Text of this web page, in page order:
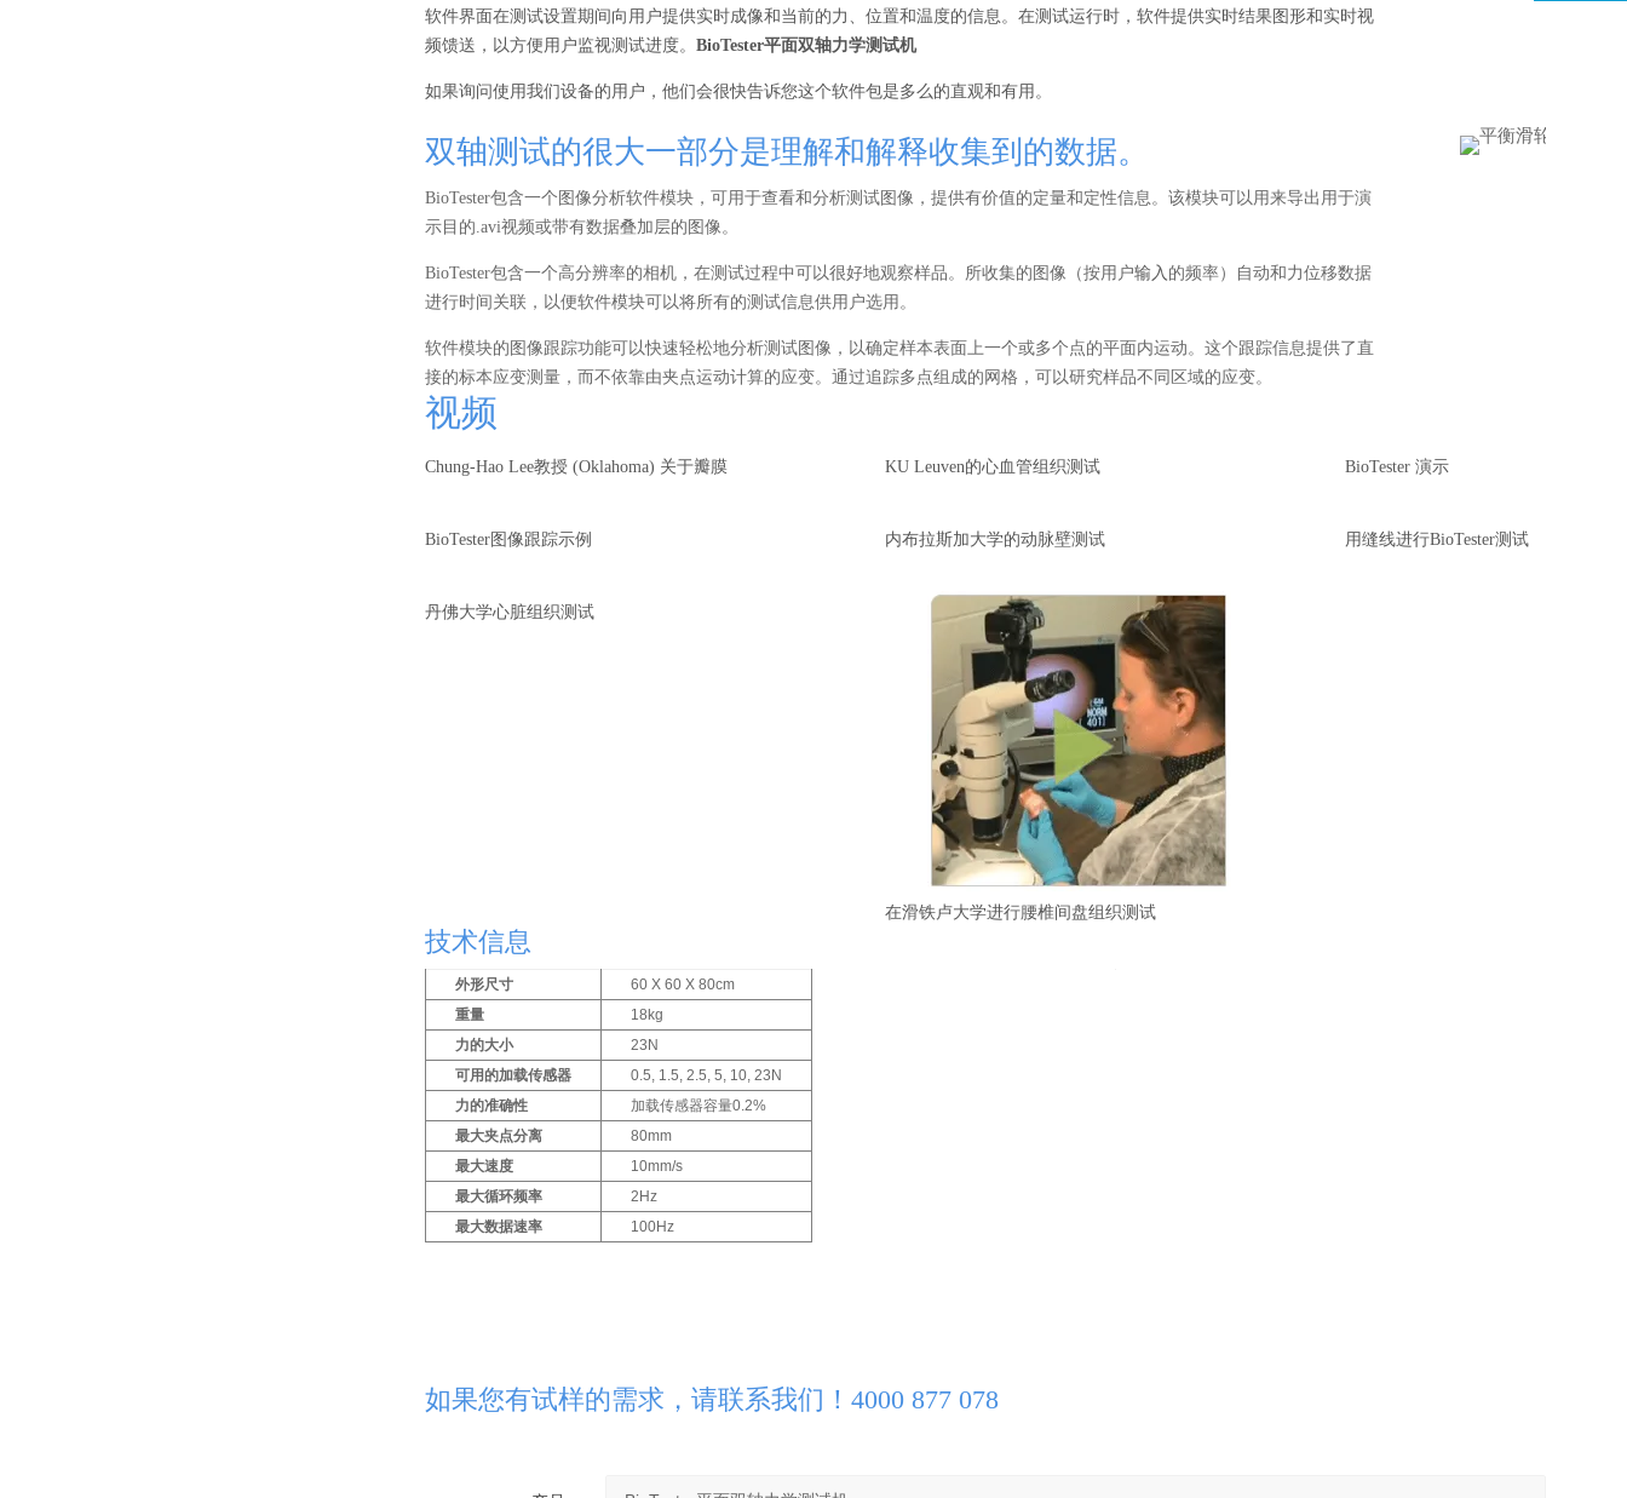
软件界面在测试设置期间向用户提供实时成像和当前的力、位置和温度的信息。在测试运行时，软件提供实时结果图形和实时视
频馈送，以方便用户监视测试进度。BioTester平面双轴力学测试机
如果询问使用我们设备的用户，他们会很快告诉您这个软件包是多么的直观和有用。
双轴测试的很大一部分是理解和解释收集到的数据。
BioTester包含一个图像分析软件模块，可用于查看和分析测试图像，提供有价值的定量和定性信息。该模块可以用来导出用于演
示目的.avi视频或带有数据叠加层的图像。
BioTester包含一个高分辨率的相机，在测试过程中可以很好地观察样品。所收集的图像（按用户输入 的频率）自动和力位移数据
进行时间关联，以便软件模块可以将所有的测试信息供用户选用。
软件模块的图像跟踪功能可以快速轻松地分析测试图像，以确定样本表面上一个或多个点的平面内运动。这个跟踪信息提供了直
接的标本应变测量，而不依靠由夹点运动计算的应变。通过追踪多点组成的网格，可以研究样品不同区域的应变。
视频
Chung-Hao Lee教授 (Oklahoma) 关于瓣膜
BioTester图像跟踪示例
丹佛大学心脏组织测试
KU Leuven的心血管组织测试
内布拉斯加大学的动脉壁测试
在滑铁卢大学进行腰椎间盘组织测试
BioTester 演示
用缝线进行BioTester测试
技术信息
外形尺寸
60 X 60 X 80cm
重量
18kg
力的大小
23N
可用的加载传感器
0.5, 1.5, 2.5, 5, 10, 23N
力的准确性
加载传感器容量0.2%
最大夹点分离
80mm
最大速度
10mm/s
最大循环频率
2Hz
最大数据速率
100Hz
r
a
g
t
o
i
如果您有试样的需求，请联系我们！4000 877 078